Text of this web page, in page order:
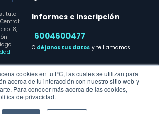
cookies en tu PC, las cuales se utilizan para
acerca de tu interacción con nuestro sitio web y
Para conocer más acerca de las cookies,
de privacidad.
18,
|
Informes e inscripción
6004600477​
O déjanos tus datosy te llamamos.